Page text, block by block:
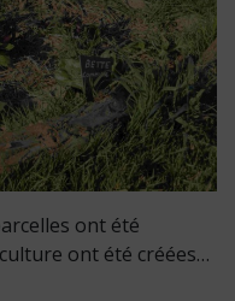
ont été
ont été créées…